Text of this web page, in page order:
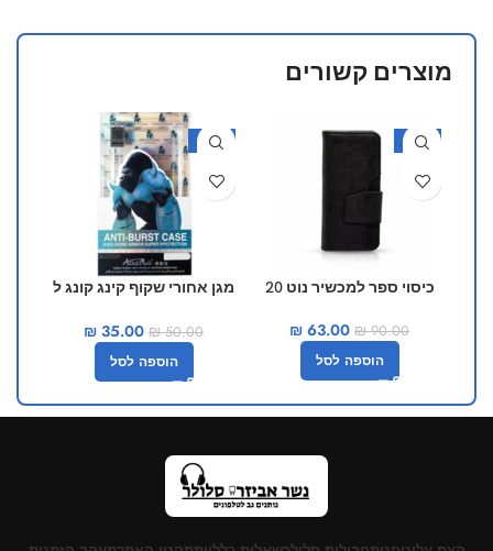
מוצרים קשורים
-30%
כיסוי ספר למכשיר נוט 20
₪90.00
₪ 63.00
הוספה לסל
-30%
מגן אחורי שקוף קינג קונג ל
₪50.00
₪ 35.00
הוספה לסל